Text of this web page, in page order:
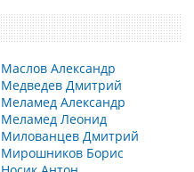
Маслов Александр
Медведев Дмитрий
Меламед Александр
Меламед Леонид
Милованцев Дмитрий
Мирошников Борис